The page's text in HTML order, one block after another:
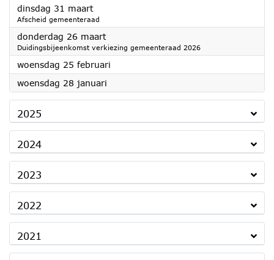
dinsdag 31 maart2026
Afscheid gemeenteraad
donderdag 26 maart2026
Duidingsbijeenkomst verkiezing gemeenteraad 2026
woensdag 25 februari
woensdag 28 januari
2025
2024
2023
2022
2021